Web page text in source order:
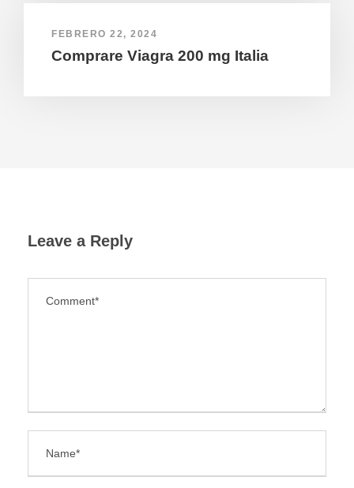
FEBRERO 22, 2024
Comprare Viagra 200 mg Italia
Leave a Reply